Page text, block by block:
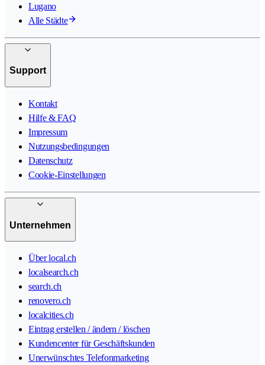
Lugano
Alle Städte
Support
Kontakt
Hilfe & FAQ
Impressum
Nutzungsbedingungen
Datenschutz
Cookie-Einstellungen
Unternehmen
Über local.ch
localsearch.ch
search.ch
renovero.ch
localcities.ch
Eintrag erstellen / ändern / löschen
Kundencenter für Geschäftskunden
Unerwünschtes Telefonmarketing